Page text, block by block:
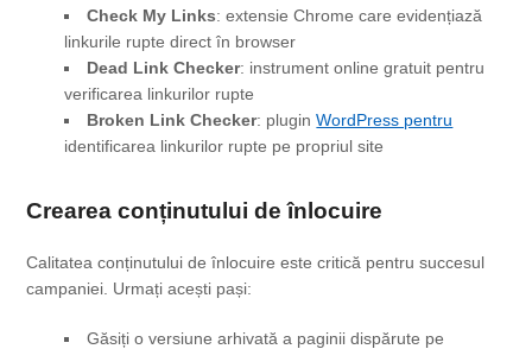
Check My Links: extensie Chrome care evidențiază
linkurile rupte direct în browser
Dead Link Checker: instrument online gratuit pentru
verificarea linkurilor rupte
Broken Link Checker: pluginWordPress pentru
identificarea linkurilor rupte pe propriul site
Crearea conținutului de înlocuire
Calitatea conținutului de înlocuire este critică pentru succesul
campaniei. Urmați acești pași:
Găsiți o versiune arhivată a paginii dispărute pe